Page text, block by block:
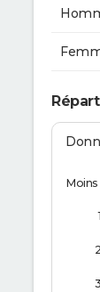
Moins